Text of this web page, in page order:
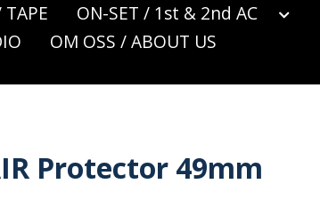
TAPE
ON-SET / 1st & 2nd AC
OM OSS / ABOUT US
Protector 49mm